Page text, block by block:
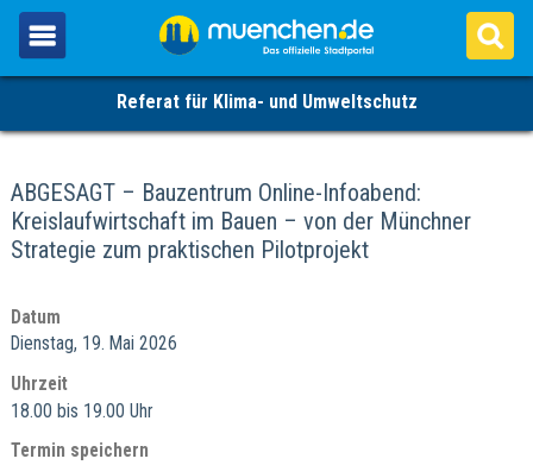
Referat für Klima- und Umweltschutz
ABGESAGT – Bauzentrum Online-Infoabend:
Kreislaufwirtschaft im Bauen – von der Münchner
Strategie zum praktischen Pilotprojekt
Datum
Dienstag, 19. Mai 2026
Uhrzeit
18.00 bis 19.00 Uhr
Termin speichern